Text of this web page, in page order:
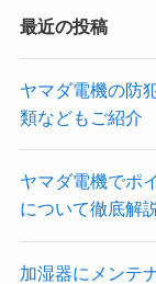
最近の投稿
ヤマダ電機の防
類などもご紹介
ヤマダ電機でポ
について徹底解
加湿器にメンテ